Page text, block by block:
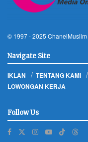
© 1997 - 2025 ChanelMuslim
Navigate Site
IKLAN TENTANG KAMI
LOWONGAN KERJA
Follow Us